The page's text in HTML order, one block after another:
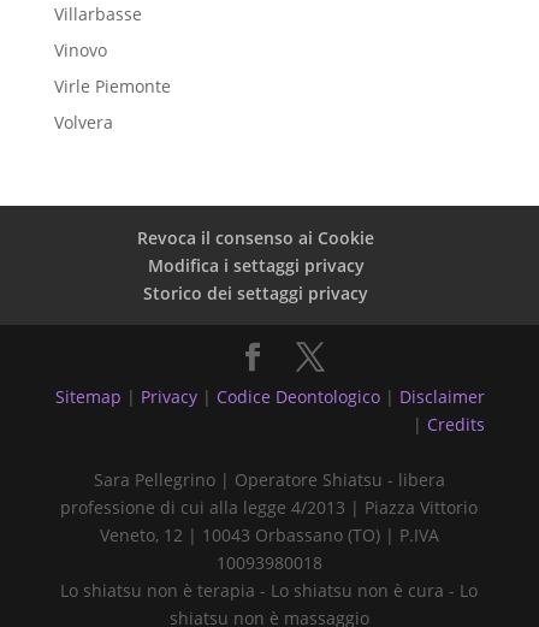
Villarbasse
Vinovo
Virle Piemonte
Volvera
Revoca il consenso ai Cookie
Modifica i settaggi privacy
Storico dei settaggi privacy
Sitemap | Privacy | Codice Deontologico | Disclaimer
| Credits
Sara Pellegrino | Operatore Shiatsu - libera
professione di cui alla legge 4/2013 | Piazza Vittorio
Veneto, 12 | 10043 Orbassano (TO) | P.IVA
10093980018
Lo shiatsu non è terapia - Lo shiatsu non è cura - Lo
shiatsu non è massaggio